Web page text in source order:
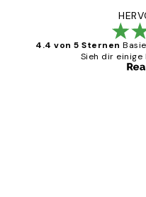
4.4 von 5 Sternen
Sieh dir einige